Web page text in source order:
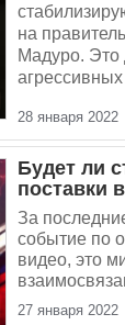
на
Мадуро. Это
28 января 2022
Будет ли
поставки
За
событие по
видео, это
27 января 2022